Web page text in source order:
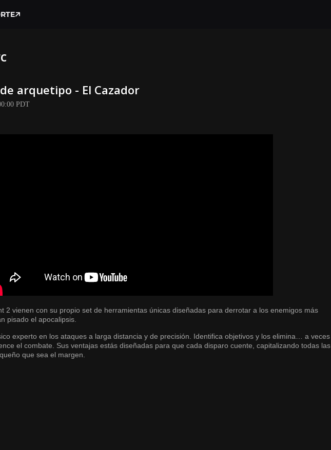
arquetipo - El Cazador
PDT
2 vienen con su propio set de herramientas únicas diseñadas para derrotar a los enemigos más
pisado el apocalipsis.
experto en los ataques a larga distancia y de precisión. Identifica objetivos y los elimina… a veces
el combate. Sus ventajas estás diseñadas para que cada disparo cuente, capitalizando todas las
que sea el margen.